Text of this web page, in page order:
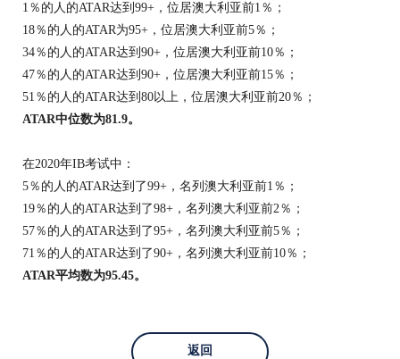
1％的人的ATAR达到99+，位居澳大利亚前1％；
18％的人的ATAR为95+，位居澳大利亚前5％；
34％的人的ATAR达到90+，位居澳大利亚前10％；
47％的人的ATAR达到90+，位居澳大利亚前15％；
51％的人的ATAR达到80以上，位居澳大利亚前20％；
ATAR中位数为81.9。
在2020年IB考试中：
5％的人的ATAR达到了99+，名列澳大利亚前1％；
19％的人的ATAR达到了98+，名列澳大利亚前2％；
57％的人的ATAR达到了95+，名列澳大利亚前5％；
71％的人的ATAR达到了90+，名列澳大利亚前10％；
ATAR平均数为95.45。
返回